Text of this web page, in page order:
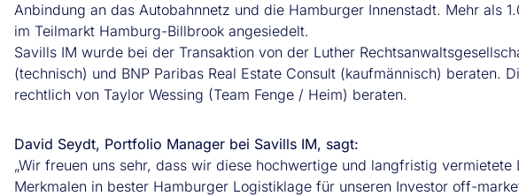
Anbindung an das Autobahnnetz und die Hamburger Innenstadt. Mehr als
im Teilmarkt Hamburg-Billbrook angesiedelt.
Savills IM wurde bei der Transaktion von der Luther
(technisch) und BNP Paribas Real Estate Consult (kaufmännisch) beraten.
rechtlich von Taylor Wessing (Team Fenge / Heim) beraten.
David Seydt, Portfolio Manager bei Savills IM, sagt:
„Wir freuen uns sehr, dass wir diese hochwertige und langfristig
Merkmalen in bester Hamburger Logistiklage für unseren Investor off-